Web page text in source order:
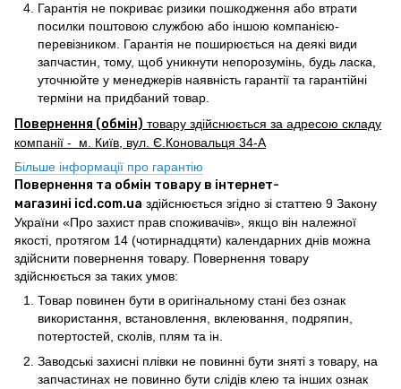
Гарантія не покриває ризики пошкодження або втрати
посилки поштовою службою або іншою компанією-
перевізником. Гарантія не поширюється на деякі види
запчастин, тому, щоб уникнути непорозумінь, будь ласка,
уточнюйте у менеджерів наявність гарантії та гарантійні
терміни на придбаний товар.
Повернення (обмін) товару здійснюється за адресою складу
компанії - м. Київ, вул. Є.Коновальця 34-А
Більше інформації про гарантію
Повернення та обмін товару в інтернет-
магазині icd.com.ua здійснюється згідно зі статтею 9 Закону
України «Про захист прав споживачів», якщо він належної
якості, протягом 14 (чотирнадцяти) календарних днів можна
здійснити повернення товару. Повернення товару
здійснюється за таких умов:
Товар повинен бути в оригінальному стані без ознак
використання, встановлення, вклеювання, подряпин,
потертостей, сколів, плям та ін.
Заводські захисні плівки не повинні бути зняті з товару, на
запчастинах не повинно бути слідів клею та інших ознак